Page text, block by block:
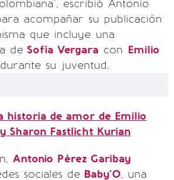
escribió Antonio
acompañar su publicación
que incluye una
de Sofía Vergara con Emilio
durante su juventud.
historia de amor de Emilio
Sharon Fastlicht Kurian
Antonio Pérez Garibay
sociales de Baby'O, una